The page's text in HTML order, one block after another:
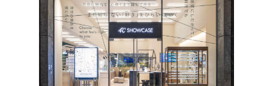
ファッションテイスト